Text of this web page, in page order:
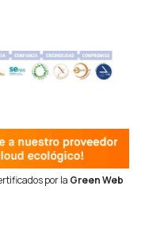
por la Green Web